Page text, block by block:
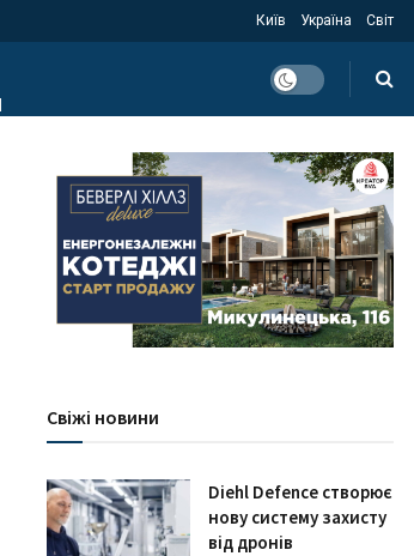
Київ Україна Світ
Свіжі новини
Diehl Defence створює
нову систему захисту
від дронів